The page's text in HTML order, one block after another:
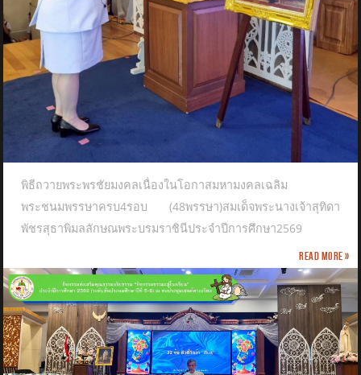
พิธีถวายพระพรชัยมงคลเนื่องในโอกาสมหามงคลเฉลิม
พระชนมพรรษาครบ4รอบ (48พรรษา)สมเด็จพระนางเจ้าสุทิดา
พัชรสุธาพิมลลักษณพระบรมราชินีประจำปีการศึกษา2569
Read more »